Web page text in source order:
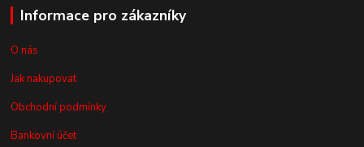
Informace pro zákazníky
O nás
Jak nakupovat
Obchodní podmínky
Bankovní účet